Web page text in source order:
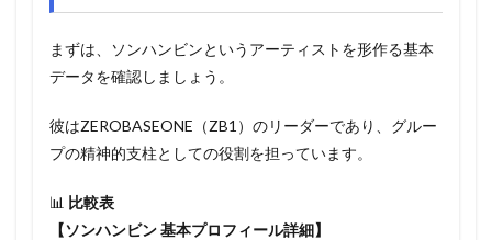
まずは、ソンハンビンというアーティストを形作る基本
データを確認しましょう。
彼はZEROBASEONE（ZB1）のリーダーであり、グルー
プの精神的支柱としての役割を担っています。
📊 比較表
【ソンハンビン 基本プロフィール詳細】